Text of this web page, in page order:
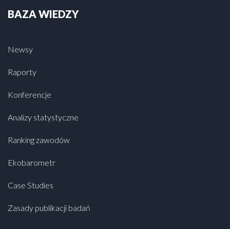
BAZA WIEDZY
Newsy
Raporty
Konferencje
Analizy statystyczne
Ranking zawodów
Ekobarometr
Case Studies
Zasady publikacji badań